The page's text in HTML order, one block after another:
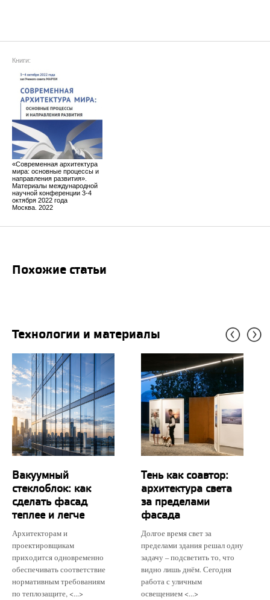
Книги:
«Современная архитектура
мира: основные процессы и
направления развития».
Материалы международной
научной конференции 3-4
октября 2022 года
Москва. 2022
Похожие статьи
Технологии и материалы
Вакуумный
стеклоблок: как
сделать фасад
теплее и легче
Архитекторам и
проектировщикам
приходится одновременно
обеспечивать соответствие
нормативным требованиям
по теплозащите, <...>
Тень как соавтор:
архитектура света
за пределами
фасада
Долгое время свет за
пределами здания решал одну
задачу – подсветить то, что
видно лишь днём. Сегодня
работа с уличным
освещением <...>